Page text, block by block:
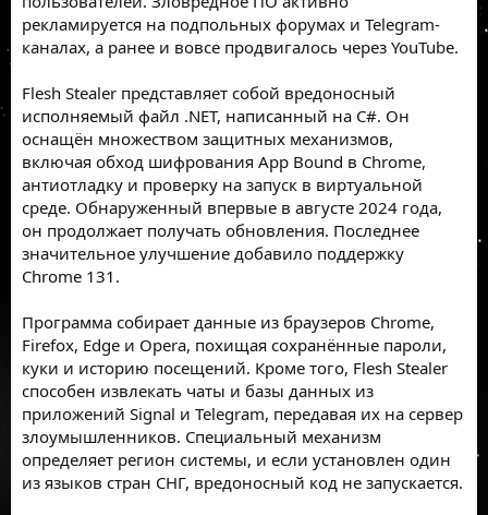
рекламируется на подпольных форумах и Telegram-
каналах, а ранее и вовсе продвигалось через YouTube.
Flesh Stealer представляет собой вредоносный
исполняемый файл .NET, написанный на C#. Он
оснащён множеством защитных механизмов,
включая обход шифрования App Bound в Chrome,
антиотладку и проверку на запуск в виртуальной
среде. Обнаруженный впервые в августе 2024 года,
он продолжает получать обновления. Последнее
значительное улучшение добавило поддержку
Chrome 131.
Программа собирает данные из браузеров Chrome,
Firefox, Edge и Opera, похищая сохранённые пароли,
куки и историю посещений. Кроме того, Flesh Stealer
способен извлекать чаты и базы данных из
приложений Signal и Telegram, передавая их на сервер
злоумышленников. Специальный механизм
определяет регион системы, и если установлен один
из языков стран СНГ, вредоносный код не запускается.